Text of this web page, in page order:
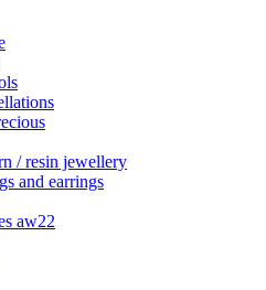
/ resin jewellery
and earrings
aw22